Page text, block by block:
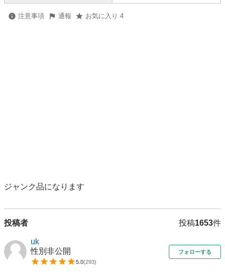
注意事項 通報 お気に入り 4
ジャンク品になります
投稿者 投稿1653件
uk
性別非公開
5.0(293)
フォローする